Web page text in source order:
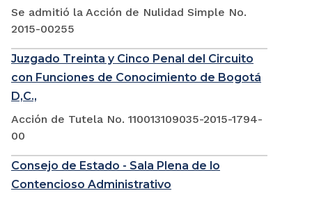
Se admitió la Acción de Nulidad Simple No.
2015-00255
Juzgado Treinta y Cinco Penal del Circuito
con Funciones de Conocimiento de Bogotá
D,C.,
Acción de Tutela No. 110013109035-2015-1794-
00
Consejo de Estado - Sala Plena de lo
Contencioso Administrativo